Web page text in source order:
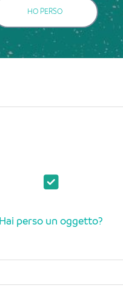
HO PERSO
Hai perso un oggetto?